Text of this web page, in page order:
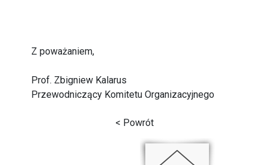
Z poważaniem,
Prof. Zbigniew Kalarus
Przewodniczący Komitetu Organizacyjnego
< Powrót